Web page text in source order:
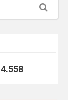
Căutare
4.558